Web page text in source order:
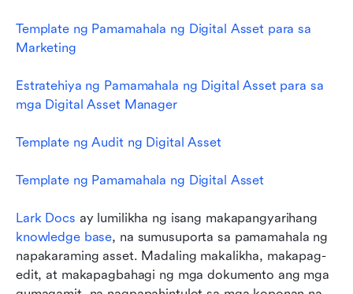
Template ng Pamamahala ng Digital Asset para sa
Marketing
Estratehiya ng Pamamahala ng Digital Asset para sa
mga Digital Asset Manager
Template ng Audit ng Digital Asset
Template ng Pamamahala ng Digital Asset
Lark Docs
knowledge base, na sumusuporta sa pamamahala ng
napakaraming asset. Madaling makalikha, makapag-
edit, at makapagbahagi ng mga dokumento ang mga